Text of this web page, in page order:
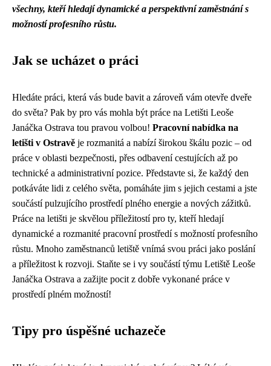
všechny, kteří hledají dynamické a perspektivní zaměstnání s
možností profesního růstu.
Jak se ucházet o práci
Hledáte práci, která vás bude bavit a zároveň vám otevře dveře
do světa? Pak by pro vás mohla být práce na Letišti Leoše
Janáčka Ostrava tou pravou volbou! Pracovní nabídka na
letišti v Ostravě je rozmanitá a nabízí širokou škálu pozic – od
práce v oblasti bezpečnosti, přes odbavení cestujících až po
technické a administrativní pozice. Představte si, že každý den
potkáváte lidi z celého světa, pomáháte jim s jejich cestami a jste
součástí pulzujícího prostředí plného energie a nových zážitků.
Práce na letišti je skvělou příležitostí pro ty, kteří hledají
dynamické a rozmanité pracovní prostředí s možností profesního
růstu. Mnoho zaměstnanců letiště vnímá svou práci jako poslání
a příležitost k rozvoji. Staňte se i vy součástí týmu Letiště Leoše
Janáčka Ostrava a zažijte pocit z dobře vykonané práce v
prostředí plném možností!
Tipy pro úspěšné uchazeče